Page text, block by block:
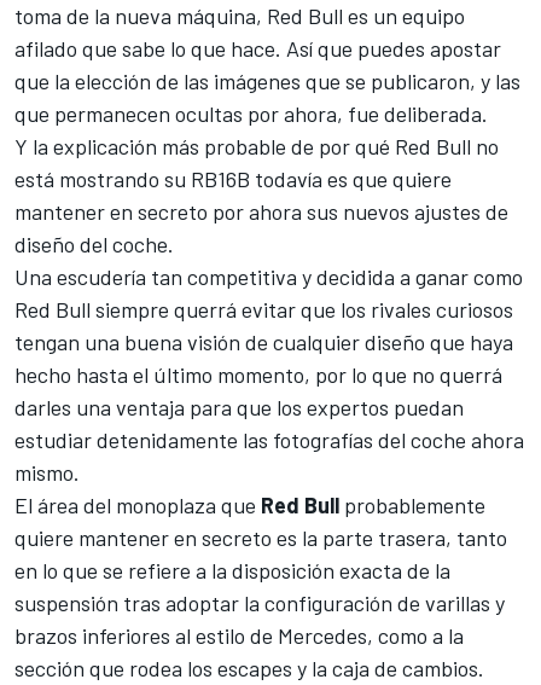
toma de la nueva máquina, Red Bull es un equipo
afilado que sabe lo que hace. Así que puedes apostar
que la elección de las imágenes que se publicaron, y las
que permanecen ocultas por ahora, fue deliberada.
Y la explicación más probable de por qué Red Bull no
está mostrando su RB16B todavía es que quiere
mantener en secreto por ahora sus nuevos ajustes de
diseño del coche.
Una escudería tan competitiva y decidida a ganar como
Red Bull siempre querrá evitar que los rivales curiosos
tengan una buena visión de cualquier diseño que haya
hecho hasta el último momento, por lo que no querrá
darles una ventaja para que los expertos puedan
estudiar detenidamente las fotografías del coche ahora
mismo.
El área del monoplaza que Red Bull probablemente
quiere mantener en secreto es la parte trasera, tanto
en lo que se refiere a la disposición exacta de la
suspensión tras adoptar la configuración de varillas y
brazos inferiores al estilo de Mercedes, como a la
sección que rodea los escapes y la caja de cambios.